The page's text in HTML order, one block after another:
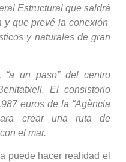
Estructural que saldrá
y que prevé la conexión
y naturales de gran
un paso” del centro
El consistorio
euros de la “Agència
crear una ruta de
el mar.
puede hacer realidad el